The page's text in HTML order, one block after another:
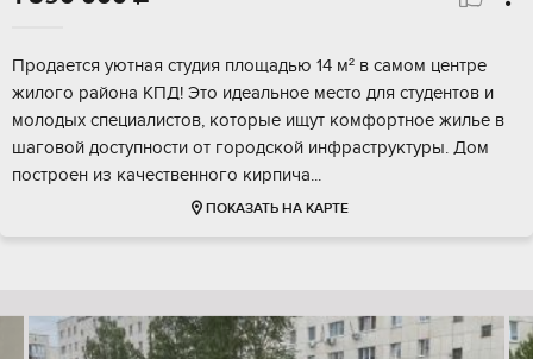
Продается уютная студия площадью 14 м² в самом центре
жилого района КПД! Это идеальное место для студентов и
молодых специалистов, которые ищут комфортное жилье в
шаговой доступности от городской инфраструктуры. Дом
построен из качественного кирпича...
ПОКАЗАТЬ НА КАРТЕ